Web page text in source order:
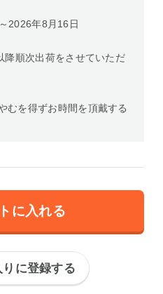
2026年8月16日
順次出荷をさせていただ
むを得ずお時間を頂戴する
に入れる
に登録する